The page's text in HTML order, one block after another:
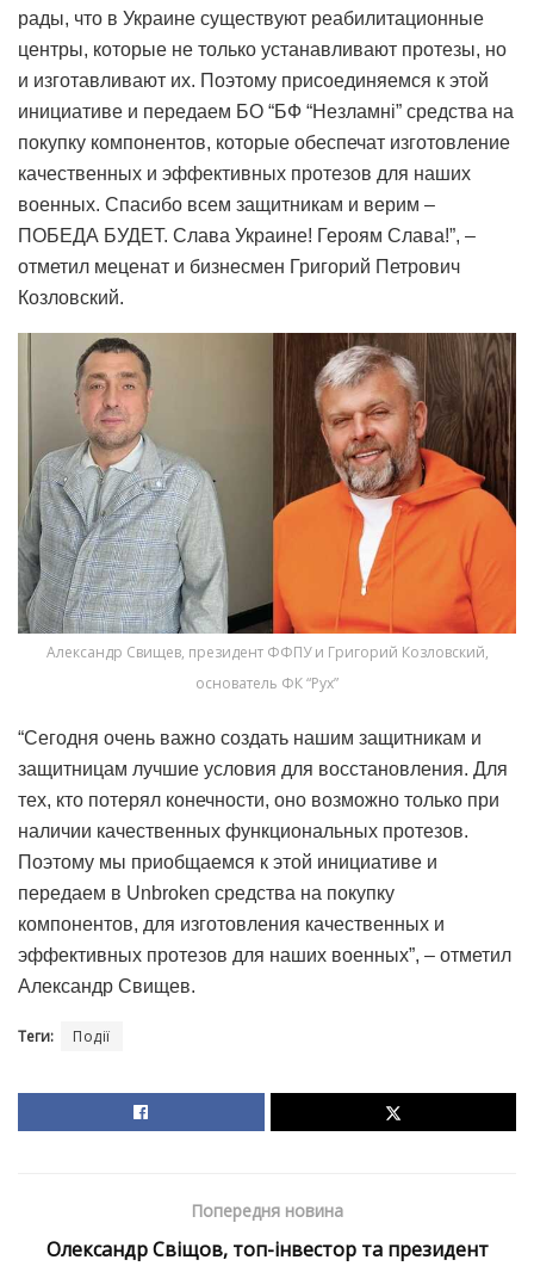
рады, что в Украине существуют реабилитационные
центры, которые не только устанавливают протезы, но
и изготавливают их. Поэтому присоединяемся к этой
инициативе и передаем БО “БФ “Незламні” средства на
покупку компонентов, которые обеспечат изготовление
качественных и эффективных протезов для наших
военных. Спасибо всем защитникам и верим –
ПОБЕДА БУДЕТ. Слава Украине! Героям Слава!”, –
отметил меценат и бизнесмен Григорий Петрович
Козловский.
Александр Свищев, президент ФФПУ и Григорий Козловский,
основатель ФК “Рух”
“Сегодня очень важно создать нашим защитникам и
защитницам лучшие условия для восстановления. Для
тех, кто потерял конечности, оно возможно только при
наличии качественных функциональных протезов.
Поэтому мы приобщаемся к этой инициативе и
передаем в Unbroken средства на покупку
компонентов, для изготовления качественных и
эффективных протезов для наших военных”, – отметил
Александр Свищев.
Теги: Події
Попередня новина
Олександр Свіщов, топ-інвестор та президент